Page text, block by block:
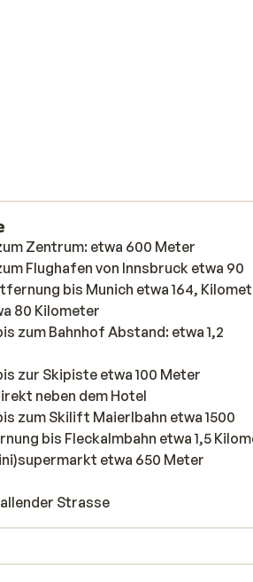
Zentrum: etwa 600 Meter
Flughafen von Innsbruck etwa 90
bis Munich etwa 164,
80 Kilometer
zum Bahnhof Abstand: etwa 1,2
zur Skipiste etwa 100 Meter
neben dem Hotel
zum Skilift Maierlbahn etwa 1500
bis Fleckalmbahn etwa 1,5
etwa 650 Meter
Strasse